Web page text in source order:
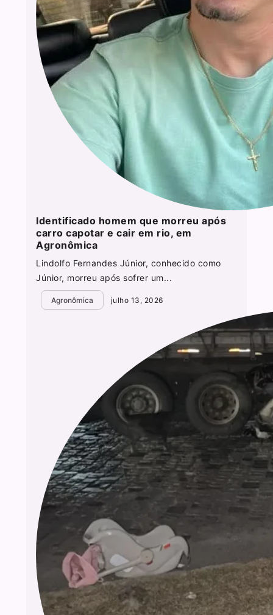
Identificado homem que morreu após
carro capotar e cair em rio, em
Agronômica
Lindolfo Fernandes Júnior, conhecido como
Júnior, morreu após sofrer um...
Agronômica julho 13, 2026